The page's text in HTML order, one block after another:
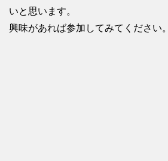
いと思います。
興味があれば参加してみてください。